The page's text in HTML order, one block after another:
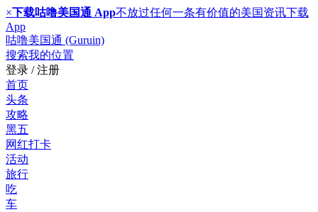
×下载咕噜美国通 App不放过任何一条有价值的美国资讯下载
App
咕噜美国通 (Guruin)
搜索我的位置
登录 / 注册
首页
头条
攻略
黑五
网红打卡
活动
旅行
吃
车